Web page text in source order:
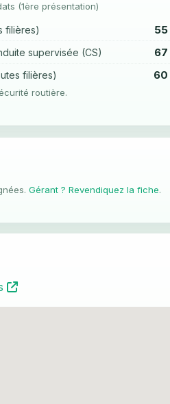
(1ère présentation)
filières) 55
supervisée (CS) 67
filières) 60
routière.
Gérant ? Revendiquez la fiche.